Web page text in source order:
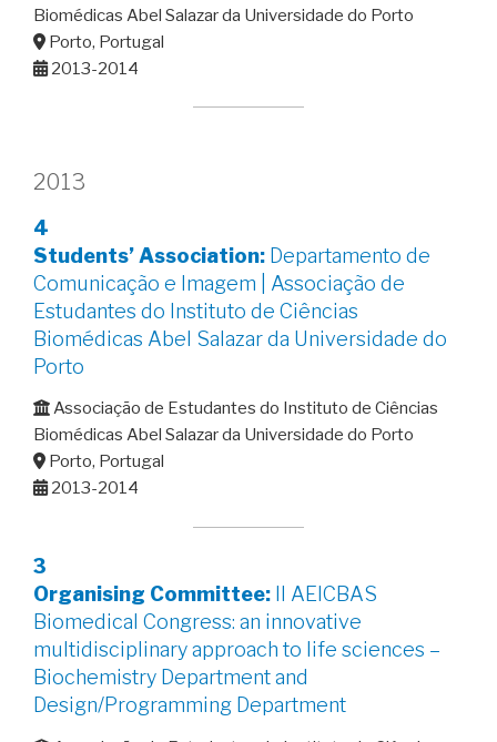
Biomédicas Abel Salazar da Universidade do Porto
Porto, Portugal
2013-2014
2013
4
Students’ Association: Departamento de
Comunicação e Imagem | Associação de
Estudantes do Instituto de Ciências
Biomédicas Abel Salazar da Universidade do
Porto
Associação de Estudantes do Instituto de Ciências
Biomédicas Abel Salazar da Universidade do Porto
Porto, Portugal
2013-2014
3
Organising Committee: II AEICBAS
Biomedical Congress: an innovative
multidisciplinary approach to life sciences –
Biochemistry Department and
Design/Programming Department